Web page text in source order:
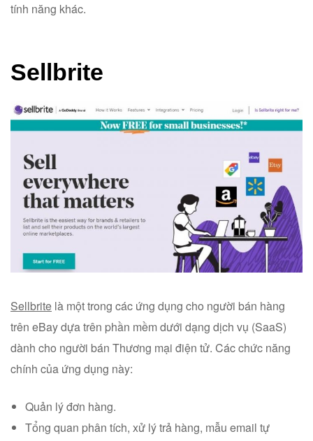
tính năng khác.
Sellbrite
Sellbrite là một trong các ứng dụng cho người bán hàng
trên eBay dựa trên phần mềm dưới dạng dịch vụ (SaaS)
dành cho người bán Thương mại điện tử. Các chức năng
chính của ứng dụng này:
Quản lý đơn hàng.
Tổng quan phân tích, xử lý trả hàng, mẫu email tự